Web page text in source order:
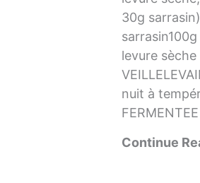
30g
levure
nuit à
Continue